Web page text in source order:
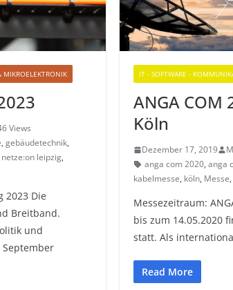
MIKROELEKTRONIK
Views
, gebäudetechnik,
netze:on leipzig,
2023 Die
Breitband.
und
September
IT - SOFTWARE -
ANGA COM
Köln
Dezember 17, 2019
anga com 2020, anga
kabelmesse, köln, Messe,
Messezeitraum:
bis zum 14.05.2020
statt. Als
Read More